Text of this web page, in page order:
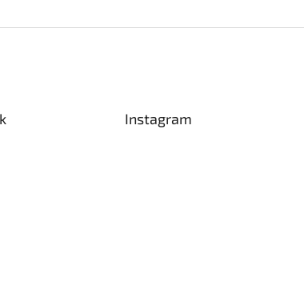
Instagram